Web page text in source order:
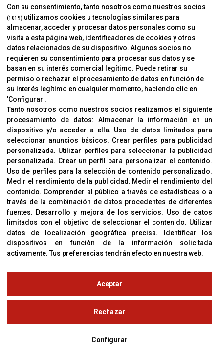
INFORMACIÓN
Contacto
Cambios Y Devoluciones
CORVER
Aviso Legal
Sobre Nosotros
Cookies
Política De Privacidad
OFICINAS
C/ Coneixement 5, 08850
Gavà (Barcelona)
CONTACTO
T. (+34) 93 638 38 60
corver@corver.es
© Copyright 2019
Con su consentimiento, tanto nosotros como nuestros socios
(1019) utilizamos cookies u tecnologías similares para
almacenar, acceder y procesar datos personales como su
visita a esta página web, identificadores de cookies y otros
datos relacionados de su dispositivo. Algunos socios no
requieren su consentimiento para procesar sus datos y se
basan en su interés comercial legítimo. Puede retirar su
permiso o rechazar el procesamiento de datos en función de
su interés legítimo en cualquier momento, haciendo clic en
'Configurar'.
Tanto nosotros como nuestros socios realizamos el siguiente
procesamiento de datos: Almacenar la información en un
dispositivo y/o acceder a ella. Uso de datos limitados para
seleccionar anuncios básicos. Crear perfiles para publicidad
personalizada. Utilizar perfiles para seleccionar la publicidad
personalizada. Crear un perfil para personalizar el contenido.
Uso de perfiles para la selección de contenido personalizado.
Medir el rendimiento de la publicidad . Medir el rendimiento del
contenido. Comprender al público a través de estadísticas o a
través de la combinación de datos procedentes de diferentes
fuentes. Desarrollo y mejora de los servicios. Uso de datos
limitados con el objetivo de seleccionar el contenido. Utilizar
datos de localización geográfica precisa.
Identificar los
dispositivos en función de la información solicitada
activamente.Tus preferencias tendrán efecto en nuestra web.
Configurar
Rechazar
Aceptar
Aviso Legal